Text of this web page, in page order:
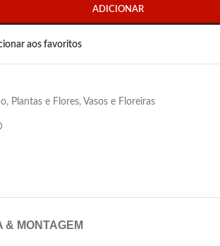
ADICIONAR
aos favoritos
, Plantas e Flores, Vasos e Floreiras
& MONTAGEM